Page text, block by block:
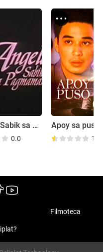
Angela: Sabik sa pagmamahal
0.0
Apoy sa puso
1.7
Filmoteca